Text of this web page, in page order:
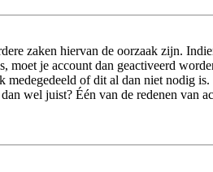
zaken hiervan de oorzaak zijn.
je account dan geactiveerd
of dit al dan niet nodig
wel juist? Één van de redenen van